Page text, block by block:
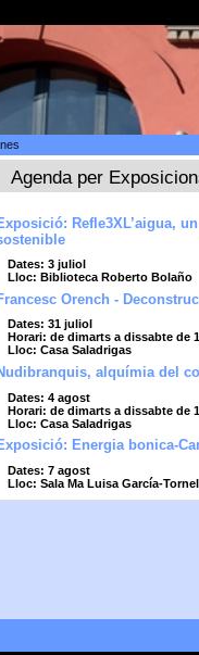
Agenda per
Refle3XL’aigua,
Dates: 3 juliol
Lloc: Biblioteca Roberto Bolaño
Orench -
Dates: 31 juliol
Horari: de dimarts a dissabte de
Lloc: Casa Saladrigas
alquímia del
Dates: 4 agost
Horari: de dimarts a dissabte de
Lloc: Casa Saladrigas
Energia bonica-
Dates: 7 agost
Lloc: Sala Ma Luisa García-Tornel